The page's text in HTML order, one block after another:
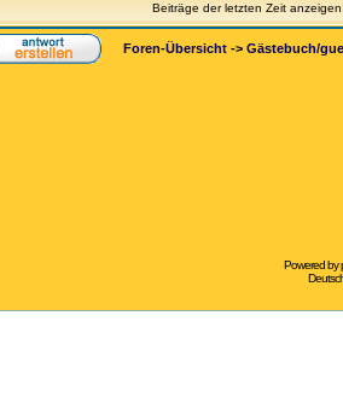
Beiträge der letzten Zeit
Foren-Übersicht -> Gästebuch/
Powered by